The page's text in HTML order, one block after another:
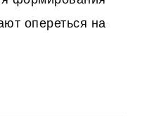
опереться на